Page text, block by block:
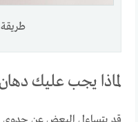
لماذا يجب عليك